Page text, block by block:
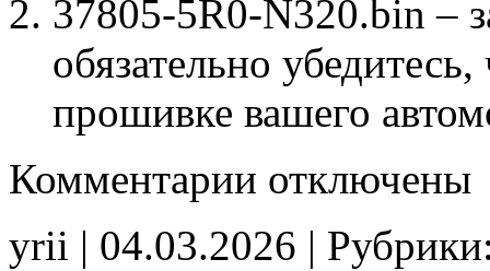
37805-5R0-N320.bin –
обязательно
прошивке вашего
Комментарии записи
N320
Stage1
отключены
yrii | 04.03.2026 |